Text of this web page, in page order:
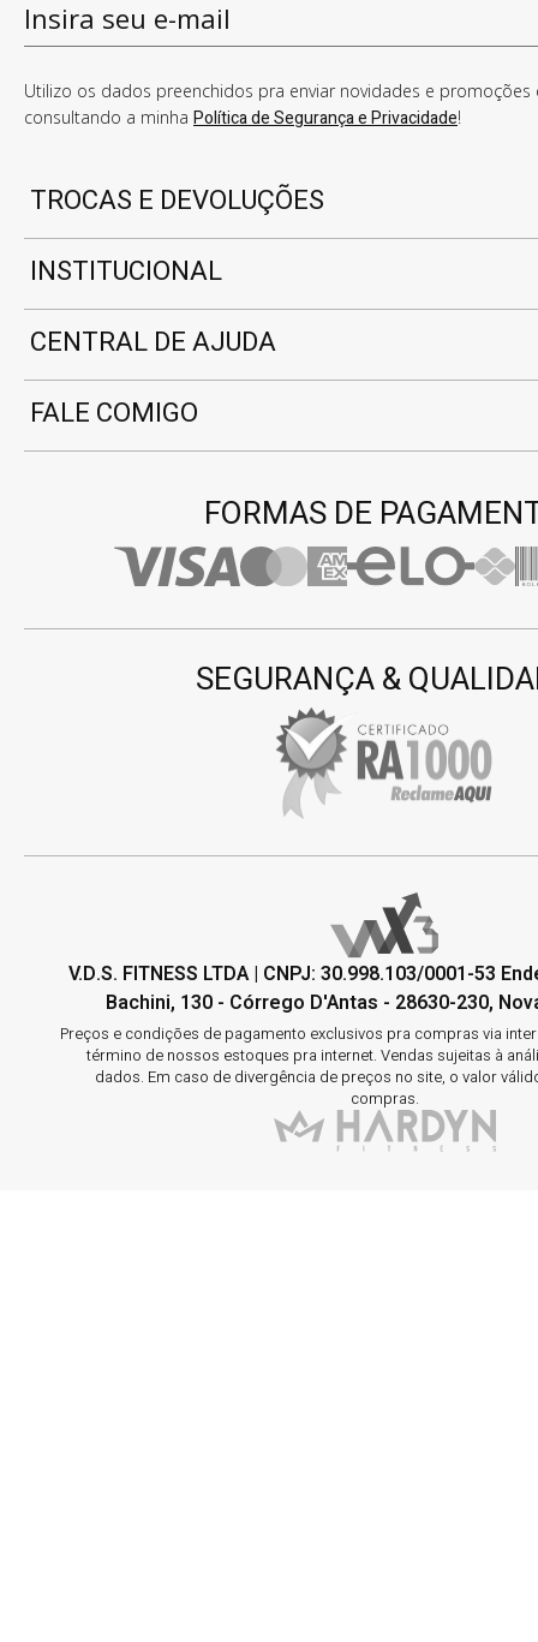
Utilizo os dados preenchidos pra enviar novidades e promoções
consultando a minha Política de Segurança e Privacidade!
TROCAS E DEVOLUÇÕES
INSTITUCIONAL
CENTRAL DE AJUDA
FALE COMIGO
SEGURANÇA &
FORMAS DE
V.D.S. FITNESS LTDA | CNPJ: 30.998.103/0001-53
Bachini, 130 - Córrego D'Antas - 28630-230,
Preços e condições de pagamento exclusivos pra compras via
término de nossos estoques pra internet. Vendas sujeitas à
dados. Em caso de divergência de preços no site, o valor
compras.